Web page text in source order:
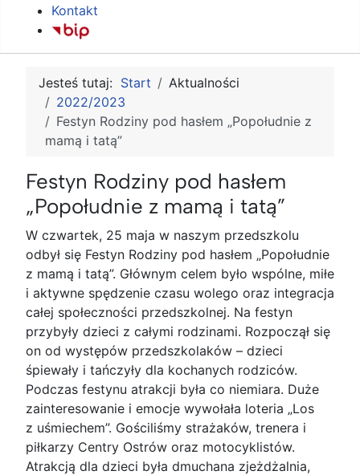
Kontakt
Jesteś tutaj: Start
Aktualności
2022/2023
Festyn Rodziny pod hasłem „Popołudnie z
mamą i tatą”
Festyn Rodziny pod hasłem
„Popołudnie z mamą i tatą”
W czwartek, 25 maja w naszym przedszkolu
odbył się Festyn Rodziny pod hasłem „Popołudnie
z mamą i tatą”. Głównym celem było wspólne, miłe
i aktywne spędzenie czasu wolego oraz integracja
całej społeczności przedszkolnej. Na festyn
przybyły dzieci z całymi rodzinami. Rozpoczął się
on od występów przedszkolaków – dzieci
śpiewały i tańczyły dla kochanych rodziców.
Podczas festynu atrakcji była co niemiara. Duże
zainteresowanie i emocje wywołała loteria „Los
z uśmiechem”. Gościliśmy strażaków, trenera i
piłkarzy Centry Ostrów oraz motocyklistów.
Atrakcją dla dzieci była dmuchana zjeżdżalnia,